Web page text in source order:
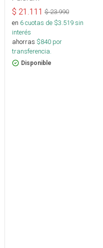
$ 21.111 $23.990
en 6cuotas de $3.519sin
interés
ahorras $840 por
transferencia.
Disponible